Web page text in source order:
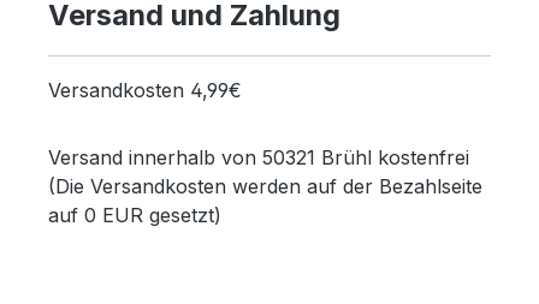
Versand und Zahlung
Versandkosten 4,99€
Versand innerhalb von 50321 Brühl kostenfrei
(Die Versandkosten werden auf der Bezahlseite
auf 0 EUR gesetzt)